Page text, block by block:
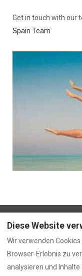
Get in touch with our
Spain Team
DER BLOG
Hilfreiche Links
Der Blog
Planen Sie die
Diese Website
Wir verwenden
Browser-Erlebnis zu
analysieren und